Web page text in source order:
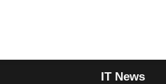
IT News